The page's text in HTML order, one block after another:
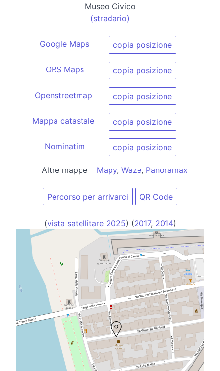
Museo Civico
(stradario)
Google Maps copia posizione
ORS Maps copia posizione
Openstreetmap copia posizione
Mappa catastale copia posizione
Nominatim copia posizione
Altre mappe Mapy, Waze, Panoramax
Percorso per arrivarci QR Code
(vista satellitare 2025) (2017, 2014)